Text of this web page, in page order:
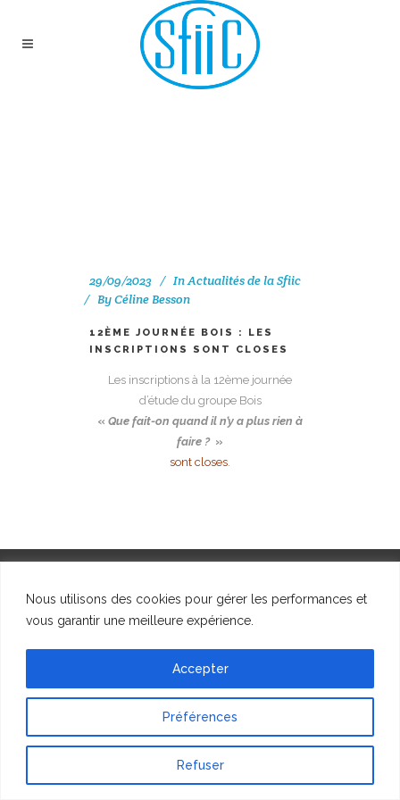
Nous utilisons des cookies pour gérer les performances et
vous garantir une meilleure expérience.
Préférences
Refuser
Accepter
29/09/2023 InActualités de la Sfiic
ByCéline Besson
12ÈME JOURNÉE BOIS : LES
INSCRIPTIONS SONT CLOSES
Les inscriptions à la 12ème journée
d’étude du groupe Bois
« Que fait-on quand il n’y a plus rien à
faire ? »
sont closes.